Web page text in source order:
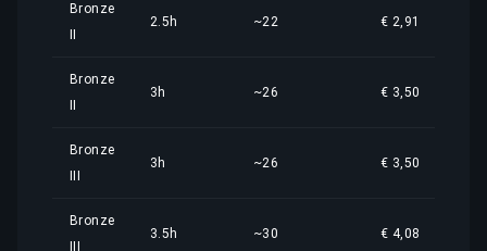
Bronze
2.5h ~22 € 2,91
Bronze
3h ~26 € 3,50
Bronze
3h ~26 € 3,50
Bronze
3.5h ~30 € 4,08